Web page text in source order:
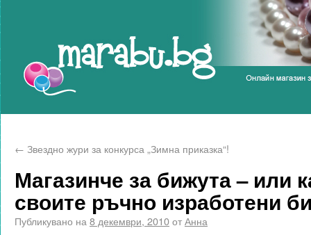
← Звездно жури за конкурса „Зимна приказка“!
Магазинче за бижута – или
своите ръчно изработени
Публикувано на 8 декември, 2010отАнна